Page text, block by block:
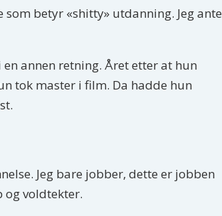
betyr «shitty» utdanning. Jeg ante
annen retning. Året etter at hun
tok master i film. Da hadde hun
Jeg bare jobber, dette er jobben
og voldtekter.